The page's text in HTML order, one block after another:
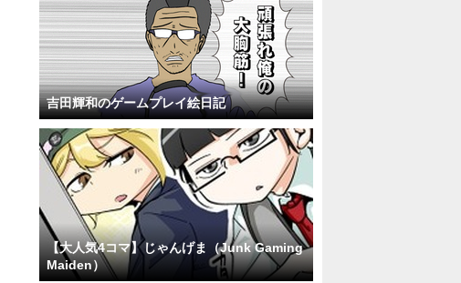
吉田輝和のゲームプレイ絵日記
【大人気4コマ】じゃんげま（Junk Gaming
Maiden）